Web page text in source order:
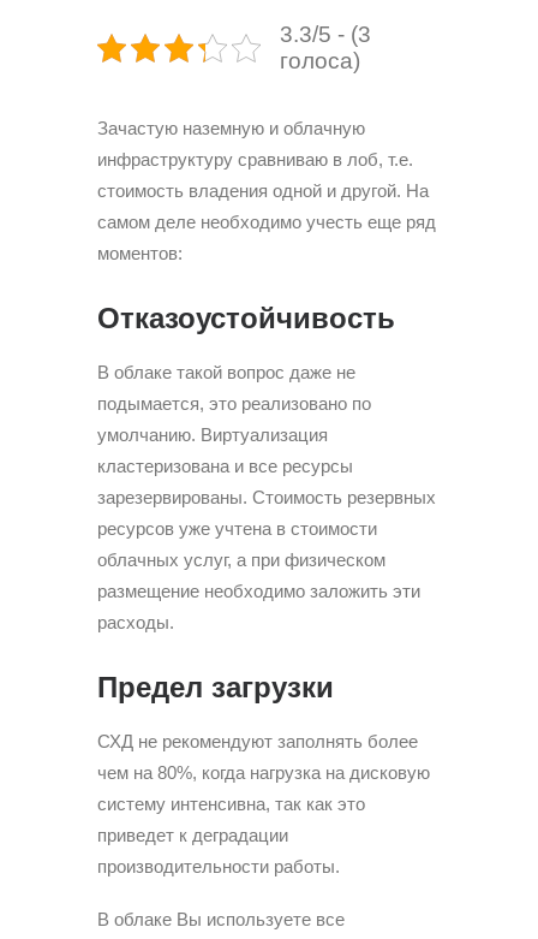
3.3/5 - (3
голоса)
Зачастую наземную и облачную
инфраструктуру сравниваю в лоб, т.е.
стоимость владения одной и другой. На
самом деле необходимо учесть еще ряд
моментов:
Отказоустойчивость
В облаке такой вопрос даже не
подымается, это реализовано по
умолчанию. Виртуализация
кластеризована и все ресурсы
зарезервированы. Стоимость резервных
ресурсов уже учтена в стоимости
облачных услуг, а при физическом
размещение необходимо заложить эти
расходы.
Предел загрузки
СХД не рекомендуют заполнять более
чем на 80%, когда нагрузка на дисковую
систему интенсивна, так как это
приведет к деградации
производительности работы.
В облаке Вы используете все